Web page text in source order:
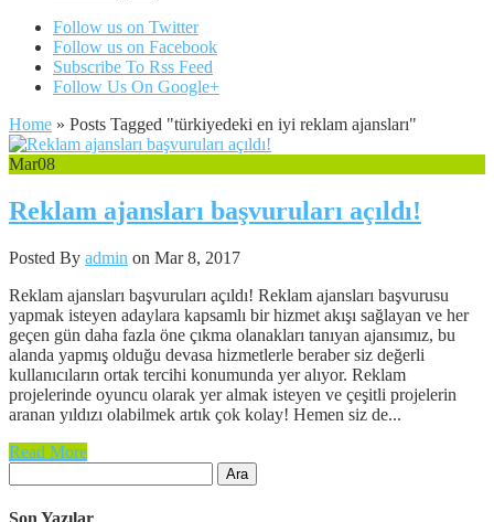
Follow us on Twitter
Follow us on Facebook
Subscribe To Rss Feed
Follow Us On Google+
Home » Posts Tagged "türkiyedeki en iyi reklam ajansları"
Mar08
Reklam ajansları başvuruları açıldı!
Posted By admin on Mar 8, 2017
Reklam ajansları başvuruları açıldı! Reklam ajansları başvurusu
yapmak isteyen adaylara kapsamlı bir hizmet akışı sağlayan ve her
geçen gün daha fazla öne çıkma olanakları tanıyan ajansımız, bu
alanda yapmış olduğu devasa hizmetlerle beraber siz değerli
kullanıcıların ortak tercihi konumunda yer alıyor. Reklam
projelerinde oyuncu olarak yer almak isteyen ve çeşitli projelerin
aranan yıldızı olabilmek artık çok kolay! Hemen siz de...
Read More
Son Yazılar